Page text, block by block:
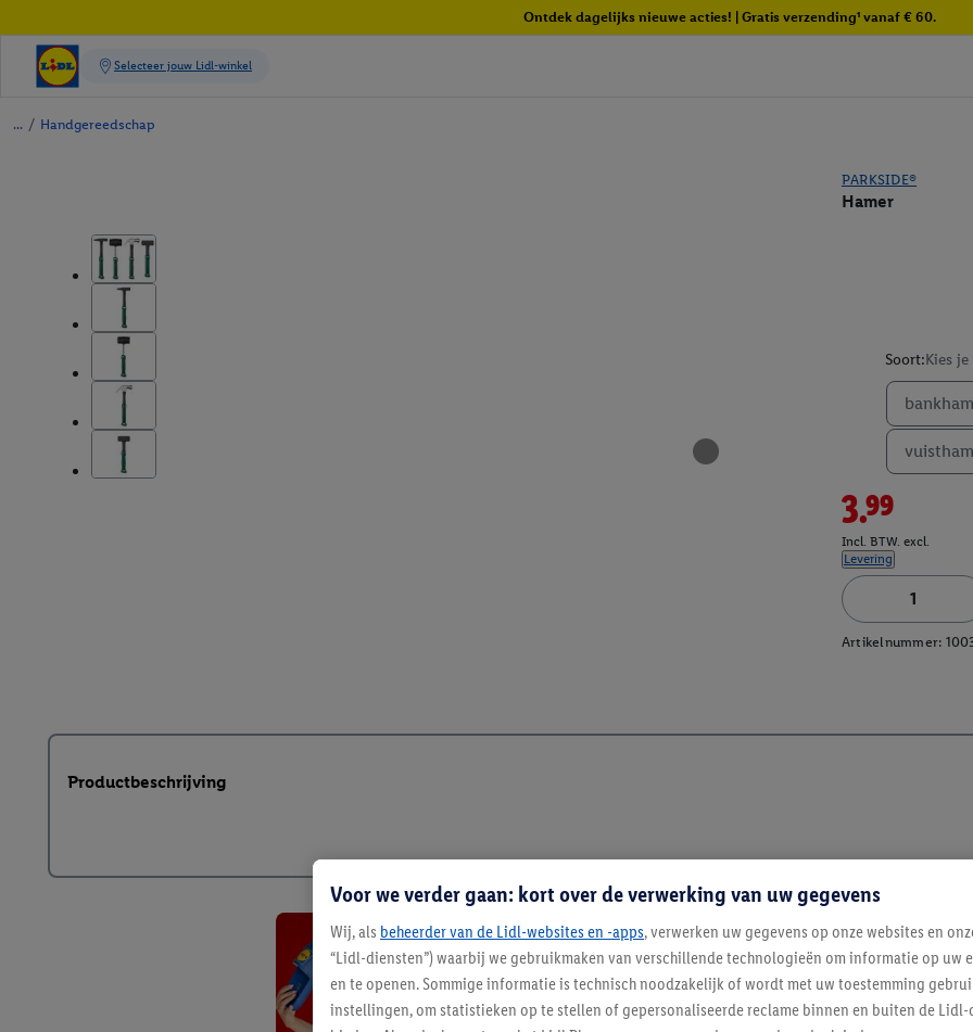
Ontdek dagelijks nieuwe acties! | Gratis verzending¹ vanaf € 60.
/ Handgereedschap
PARKSIDE®
Hamer
Soort:Kies
3.99
Incl. BTW. excl.
Levering
Artikelnummer:
Productbeschrijving
Blijf op de
Schrijf je in op de
Voor we verder gaan: kort over de verwerking van uw gegevens
Wij, als beheerder van de Lidl-websites en -apps, verwerken uw gegevens op onze websites en
“Lidl-diensten”) waarbij we gebruikmaken van verschillende technologieën om informatie op uw
en te openen. Sommige informatie is technisch noodzakelijk of wordt met uw toestemming
instellingen, om statistieken op te stellen of gepersonaliseerde reclame binnen en buiten de Lidl-